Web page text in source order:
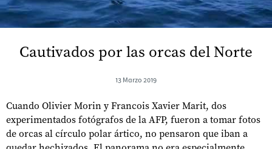
Cautivados por las orcas del Norte
13 Marzo 2019
Cuando Olivier Morin y Francois Xavier Marit, dos
experimentados fotógrafos de la AFP, fueron a tomar fotos
de orcas al círculo polar ártico, no pensaron que iban a